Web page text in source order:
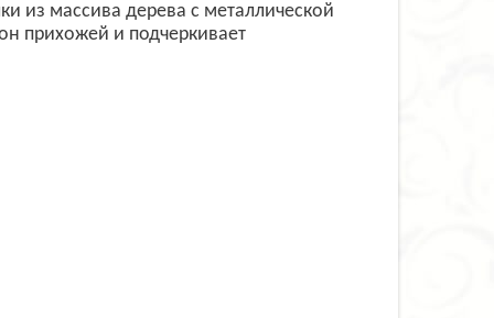
из массива дерева с металлической
прихожей и подчеркивает